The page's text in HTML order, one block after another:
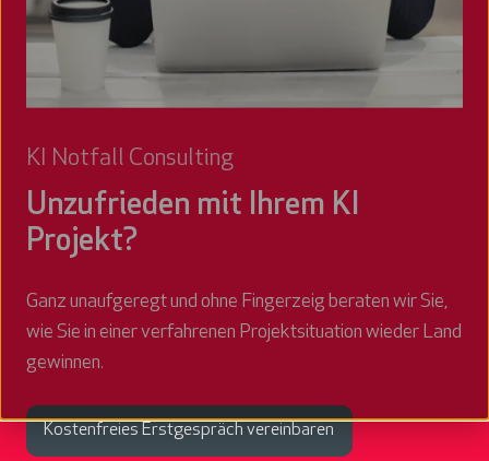
KI Notfall Consulting
Unzufrieden mit Ihrem KI
Projekt?
Ganz unaufgeregt und ohne Fingerzeig beraten wir Sie,
wie Sie in einer verfahrenen Projektsituation wieder Land
gewinnen.
Kostenfreies Erstgespräch vereinbaren